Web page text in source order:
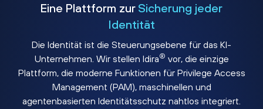
Eine Plattform zur Sicherung jeder
Identität
Die Identität ist die Steuerungsebene für das KI-
Unternehmen. Wir stellen Idira® vor, die einzige
Plattform, die moderne Funktionen für Privilege Access
Management (PAM), maschinellen und
agentenbasierten Identitätsschutz nahtlos integriert.